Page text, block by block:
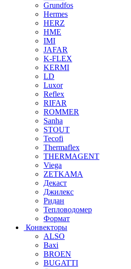
Grundfos
Hermes
HERZ
HME
IMI
JAFAR
K-FLEX
KERMI
LD
Luxor
Reflex
RIFAR
ROMMER
Sanha
STOUT
Tecofi
Thermaflex
THERMAGENT
Viega
ZETKAMA
Декаст
Джилекс
Ридан
Тепловодомер
Формат
Конвекторы
ALSO
Baxi
BROEN
BUGATTI